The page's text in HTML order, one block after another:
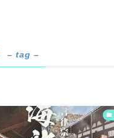
– tag –